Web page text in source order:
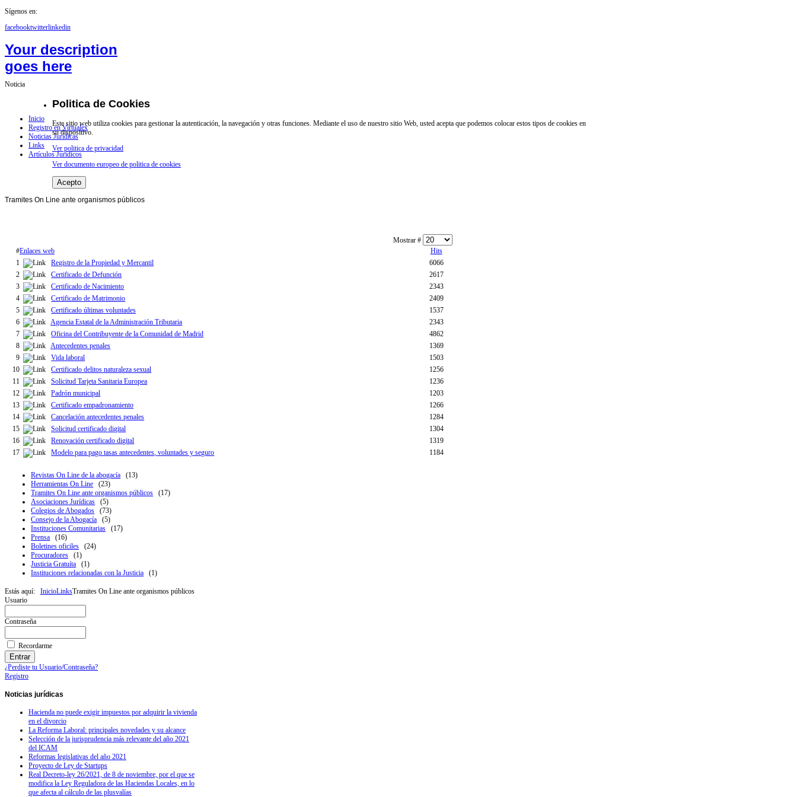
Sígenos en:
facebooktwitterlinkedin
Your description
goes here
Inicio
Registro en Virtualex
Noticias Jurídicas
Links
Artículos Jurídicos
Noticia
Politica de Cookies
Este sitio web utiliza cookies para gestionar la autenticación, la navegación y otras funciones. Mediante el uso de nuestro sitio Web, usted acepta que podemos colocar estos tipos de cookies en
su dispositivo.
Ver politica de privacidad
Ver documento europeo de politica de cookies
Acepto
Tramites On Line ante organismos públicos
Mostrar #
#Enlaces web
Hits
1
Registro de la Propiedad y Mercantil
6066
2
Certificado de Defunción
2617
3
Certificado de Nacimiento
2343
4
Certificado de Matrimonio
2409
5
Certificado últimas voluntades
1537
6
Agencia Estatal de la Administración Tributaria
2343
7
Oficina del Contribuyente de la Comunidad de Madrid
4862
8
Antecedentes penales
1369
9
Vida laboral
1503
10
Certificado delitos naturaleza sexual
1256
11
Solicitud Tarjeta Sanitaria Europea
1236
12
Padrón municipal
1203
13
Certificado empadronamiento
1266
14
Cancelación antecedentes penales
1284
15
Solicitud certificado digital
1304
16
Renovación certificado digital
1319
17
Modelo para pago tasas antecedentes, voluntades y seguro 1184
Revistas On Line de la abogacía
(13)
Herramientas On Line
(23)
Tramites On Line ante organismos públicos
(17)
Asociaciones Jurídicas
(5)
Colegios de Abogados
(73)
Consejo de la Abogacía
(5)
Instituciones Comunitarias
(17)
Prensa
(16)
Boletines oficiles
(24)
Procuradores
(1)
Justicia Gratuíta
(1)
Instituciones relacionadas con la Justicia
(1)
Estás aquí: InicioLinksTramites On Line ante organismos públicos
Usuario
Contraseña
Recordarme
¿Perdiste tu Usuario/Contraseña?
Registro
Noticias jurídicas
Hacienda no puede exigir impuestos por adquirir la vivienda
en el divorcio
La Reforma Laboral: principales novedades y su alcance
Selección de la jurisprudencia más relevante del año 2021
del ICAM
Reformas legislativas del año 2021
Proyecto de Ley de Startups
Real Decreto-ley 26/2021, de 8 de noviembre, por el que se
modifica la Ley Reguladora de las Haciendas Locales, en lo
que afecta al cálculo de las plusvalías